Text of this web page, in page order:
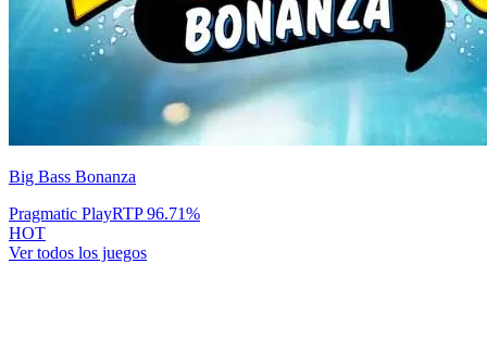
Big Bass Bonanza
Pragmatic PlayRTP96.71%
HOT
Ver todos los juegos